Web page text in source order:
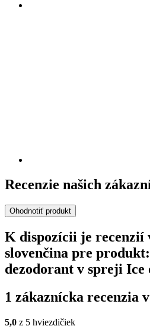
Recenzie našich
Ohodnotiť produkt
K dispozícii je recenzií
slovenčina pre
dezodorant v spreji Ice
1 zákaznícka recenzia
5,0 z 5 hviezdičiek